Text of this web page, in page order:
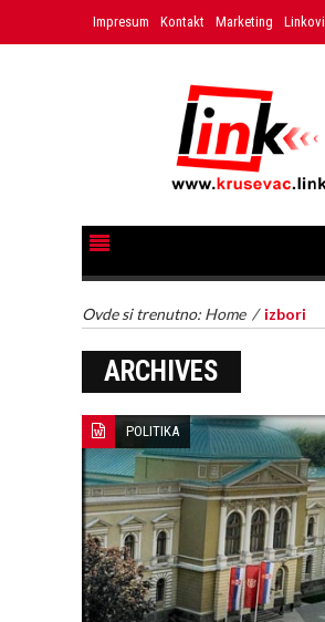
Impresum Kontakt Marketing Linkovi
Ovde si trenutno: Home / izbori
ARCHIVES
POLITIKA